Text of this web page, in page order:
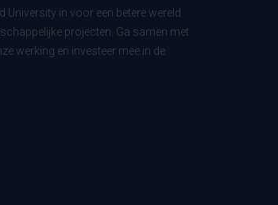
University in voor een betere wereld
projecten. Ga samen met
werking en investeer mee in de